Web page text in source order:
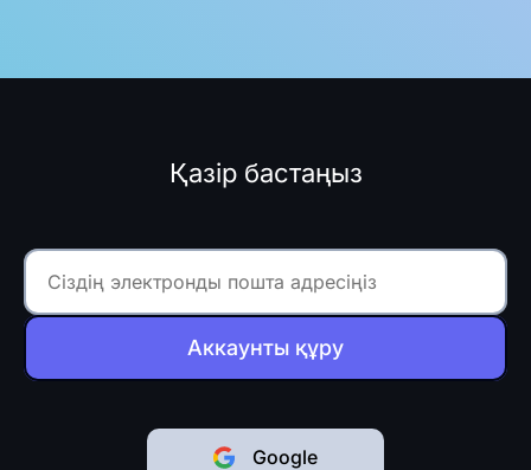
Қазір бастаңыз
Аккаунты құру
Google